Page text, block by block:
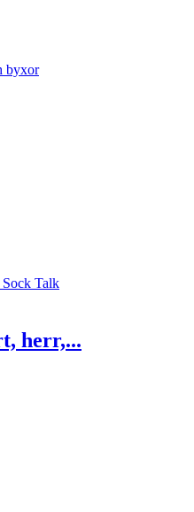
herr,...